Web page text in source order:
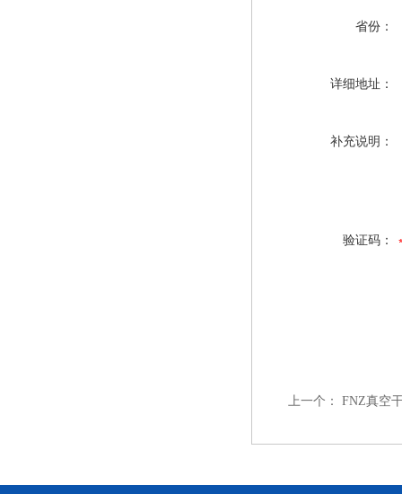
省份：
详细地址：
补充说明：
验证码：
上一个： FNZ真空